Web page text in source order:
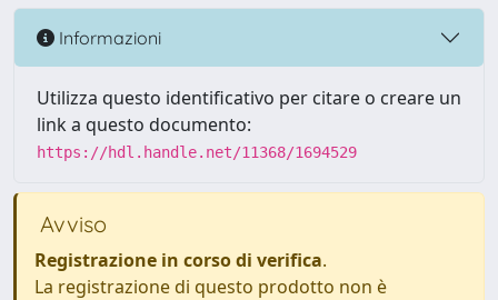
Informazioni
Utilizza questo identificativo per citare o creare un
link a questo documento:
https://hdl.handle.net/11368/1694529
Avviso
Registrazione in corso di verifica.
La registrazione di questo prodotto non è